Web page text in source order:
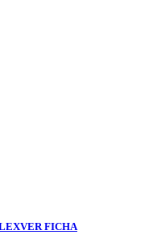
VER FICHA